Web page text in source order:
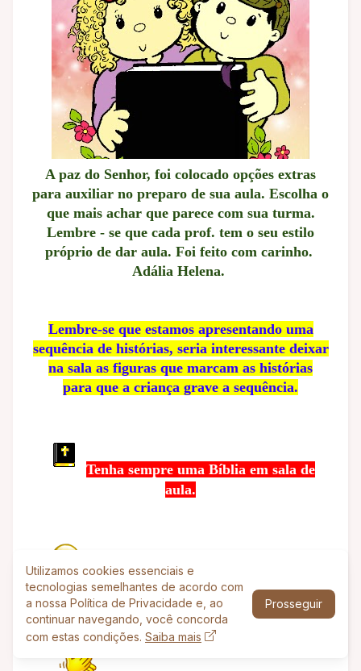
A paz do Senhor, foi colocado opções extras
para auxiliar no preparo de sua aula. Escolha o
que mais achar que parece com sua turma.
Lembre - se que cada prof. tem o seu estilo
próprio de dar aula. Foi feito com carinho.
Adália Helena.
Lembre-se que estamos apresentando uma
sequência de histórias, seria interessante deixar
na sala as figuras que marcam as histórias
para que a criança grave a sequência.
Tenha sempre uma Bíblia em sala de
aula.
•Tenha todo o material da aula à mão
para que não haja interrupções.
Utilizamos cookies essenciais e
tecnologias semelhantes de acordo com
a nossa Política de Privacidade e, ao
continuar navegando, você concorda
com estas condições. Saiba mais
Prosseguir